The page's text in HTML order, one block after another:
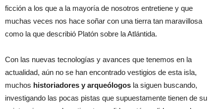
ficción a los que a la mayoría de nosotros entretiene y que
muchas veces nos hace soñar con una tierra tan maravillosa
como la que describió Platón sobre la Atlántida.
Con las nuevas tecnologías y avances que tenemos en la
actualidad, aún no se han encontrado vestigios de esta isla,
muchos historiadores y arqueólogos la siguen buscando,
investigando las pocas pistas que supuestamente tienen de su